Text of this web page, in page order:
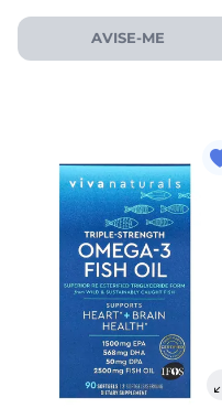
AVISE-ME